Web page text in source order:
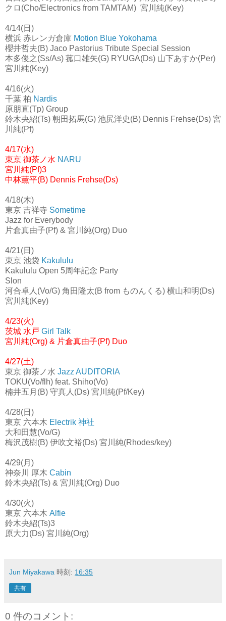
クロ(Cho/Electronics from TAMTAM) 宮川純(Key)
4/14(日)
横浜 赤レンガ倉庫 Motion Blue Yokohama
櫻井哲夫(B) Jaco Pastorius Tribute Special Session
本多俊之(Ss/As) 菰口雄矢(G) RYUGA(Ds) 山下あすか(Per)
宮川純(Key)
4/16(火)
千葉 柏 Nardis
原朋直(Tp) Group
鈴木央紹(Ts) 朝田拓馬(G) 池尻洋史(B) Dennis Frehse(Ds) 宮
川純(Pf)
4/17(水)
東京 御茶ノ水 NARU
宮川純(Pf)3
中林薫平(B) Dennis Frehse(Ds)
4/18(木)
東京 吉祥寺 Sometime
Jazz for Everybody
片倉真由子(Pf) & 宮川純(Org) Duo
4/21(日)
東京 池袋 Kakululu
Kakululu Open 5周年記念 Party
Slon
河合卓人(Vo/G) 角田隆太(B from ものんくる) 横山和明(Ds)
宮川純(Key)
4/23(火)
茨城 水戸 Girl Talk
宮川純(Org) & 片倉真由子(Pf) Duo
4/27(土)
東京 御茶ノ水 Jazz AUDITORIA
TOKU(Vo/flh) feat. Shiho(Vo)
楠井五月(B) 守真人(Ds) 宮川純(Pf/Key)
4/28(日)
東京 六本木 Electrik 神社
大和田慧(Vo/G)
梅沢茂樹(B) 伊吹文裕(Ds) 宮川純(Rhodes/key)
4/29(月)
神奈川 厚木 Cabin
鈴木央紹(Ts) & 宮川純(Org) Duo
4/30(火)
東京 六本木 Alfie
鈴木央紹(Ts)3
原大力(Ds) 宮川純(Org)
Jun Miyakawa 時刻: 16:35
共有
0 件のコメント: